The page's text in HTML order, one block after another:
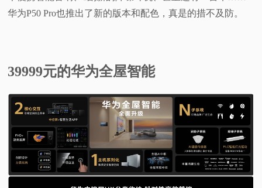
验
专
题
华为P50 Pro也推出了新的版本和配色，真是的措不及防。
39999元的华为全屋智能